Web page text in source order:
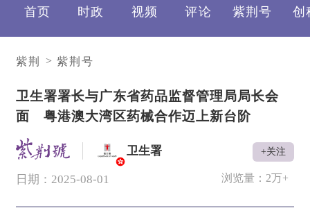
首页 时政 视频 评论 紫荆号 创
紫荆 > 紫荆号
卫生署署长与广东省药品监督管理局局长会
面 粤港澳大湾区药械合作迈上新台阶
卫生署
V
+关注
日期：2025-08-01 浏览量： 2万+